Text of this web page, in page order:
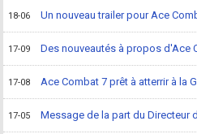
18-06 Un nouveau trailer pour Ace
17-09 Des nouveautés à propos d'Ace
17-08 Ace Combat 7 prêt à atterrir à la
17-05 Message de la part du Directeur